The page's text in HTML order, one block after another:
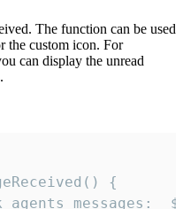
The function can be used
the custom icon. For
can display the unread
{